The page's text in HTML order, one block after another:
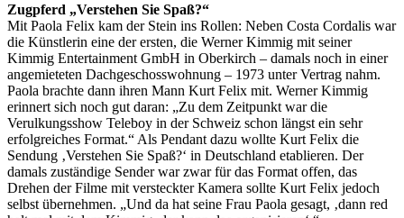
Zugpferd „Verstehen Sie Spaß?“
Mit Paola Felix kam der Stein ins Rollen: Neben Costa Cordalis war
die Künstlerin eine der ersten, die Werner Kimmig mit seiner
Kimmig Entertainment GmbH in Oberkirch – damals noch in einer
angemieteten Dachgeschosswohnung – 1973 unter Vertrag nahm.
Paola brachte dann ihren Mann Kurt Felix mit. Werner Kimmig
erinnert sich noch gut daran: „Zu dem Zeitpunkt war die
Verulkungsshow Teleboy in der Schweiz schon längst ein sehr
erfolgreiches Format.“ Als Pendant dazu wollte Kurt Felix die
Sendung ‚Verstehen Sie Spaß?‘ in Deutschland etablieren. Der
damals zuständige Sender war zwar für das Format offen, das
Drehen der Filme mit versteckter Kamera sollte Kurt Felix jedoch
selbst übernehmen. „Und da hat seine Frau Paola gesagt, ‚dann red